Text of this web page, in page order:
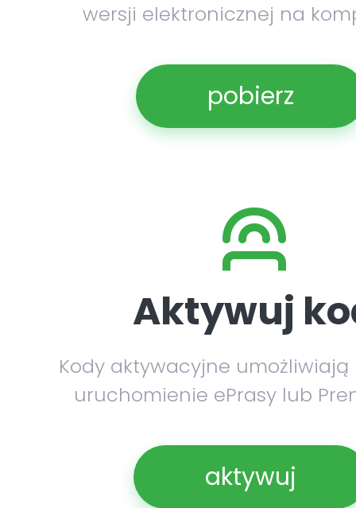
wersji elektronicznej na
pobierz
Aktywuj
Kody aktywacyjne umożliwiają
uruchomienie ePrasy lub
aktywuj